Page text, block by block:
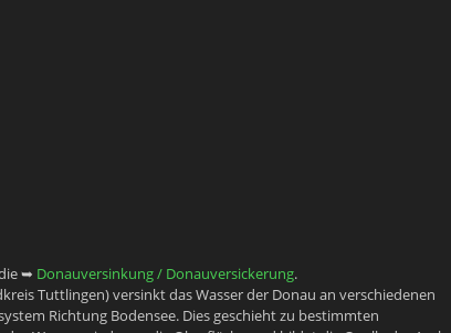
➥ Donauversinkung / Donauversickerung.
Tuttlingen) versinkt das Wasser der Donau an verschiedenen
Richtung Bodensee. Dies geschieht zu bestimmten